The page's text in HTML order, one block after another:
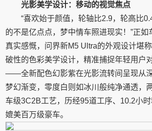
光影美学设计：移动的视觉焦点
“喜欢始于颜值，轮轴比2.9，轮高比
的不是亿点点，梦中情车照进现实！”正如
真实感慨，问界新M5 Ultra的外观设计堪
破性的色彩美学设计，精准捕捉年轻用户
——全新配色幻影紫在光影流转间呈现从
梦幻渐变，零度白则如冰川般纯净通透，
车级3C2B工艺，历经95道工序、10.2小
媲美百万级豪车。